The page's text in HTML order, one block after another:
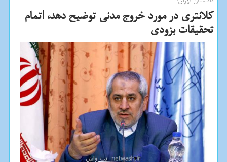
كلانتری در مورد خروج مدنی توضیح دهد، اتمام
تحقیقات بزودی